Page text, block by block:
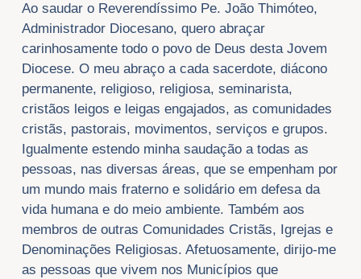
Ao saudar o Reverendíssimo Pe. João Thimóteo,
Administrador Diocesano, quero abraçar
carinhosamente todo o povo de Deus desta Jovem
Diocese. O meu abraço a cada sacerdote, diácono
permanente, religioso, religiosa, seminarista,
cristãos leigos e leigas engajados, as comunidades
cristãs, pastorais, movimentos, serviços e grupos.
Igualmente estendo minha saudação a todas as
pessoas, nas diversas áreas, que se empenham por
um mundo mais fraterno e solidário em defesa da
vida humana e do meio ambiente. Também aos
membros de outras Comunidades Cristãs, Igrejas e
Denominações Religiosas. Afetuosamente, dirijo-me
as pessoas que vivem nos Municípios que